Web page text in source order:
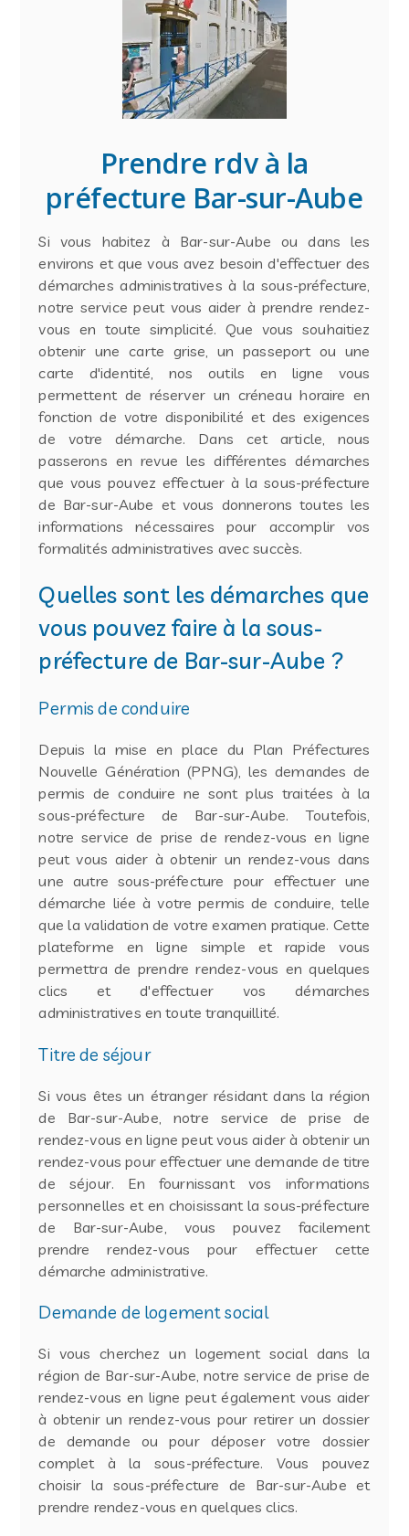
Prendre rdv à la
préfecture Bar-sur-Aube
Si vous habitez à Bar-sur-Aube ou dans les
environs et que vous avez besoin d'effectuer des
démarches administratives à la sous-préfecture,
notre service peut vous aider à prendre rendez-
vous en toute simplicité. Que vous souhaitiez
obtenir une carte grise, un passeport ou une
carte d'identité, nos outils en ligne vous
permettent de réserver un créneau horaire en
fonction de votre disponibilité et des exigences
de votre démarche. Dans cet article, nous
passerons en revue les différentes démarches
que vous pouvez effectuer à la sous-préfecture
de Bar-sur-Aube et vous donnerons toutes les
informations nécessaires pour accomplir vos
formalités administratives avec succès.
Quelles sont les démarches que
vous pouvez faire à la sous-
préfecture de Bar-sur-Aube ?
Permis de conduire
Depuis la mise en place du Plan Préfectures
Nouvelle Génération (PPNG), les demandes de
permis de conduire ne sont plus traitées à la
sous-préfecture de Bar-sur-Aube. Toutefois,
notre service de prise de rendez-vous en ligne
peut vous aider à obtenir un rendez-vous dans
une autre sous-préfecture pour effectuer une
démarche liée à votre permis de conduire, telle
que la validation de votre examen pratique. Cette
plateforme en ligne simple et rapide vous
permettra de prendre rendez-vous en quelques
clics et d'effectuer vos démarches
administratives en toute tranquillité.
Titre de séjour
Si vous êtes un étranger résidant dans la région
de Bar-sur-Aube, notre service de prise de
rendez-vous en ligne peut vous aider à obtenir un
rendez-vous pour effectuer une demande de titre
de séjour. En fournissant vos informations
personnelles et en choisissant la sous-préfecture
de Bar-sur-Aube, vous pouvez facilement
prendre rendez-vous pour effectuer cette
démarche administrative.
Demande de logement social
Si vous cherchez un logement social dans la
région de Bar-sur-Aube, notre service de prise de
rendez-vous en ligne peut également vous aider
à obtenir un rendez-vous pour retirer un dossier
de demande ou pour déposer votre dossier
complet à la sous-préfecture. Vous pouvez
choisir la sous-préfecture de Bar-sur-Aube et
prendre rendez-vous en quelques clics.